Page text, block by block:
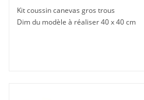
Kit coussin canevas gros trous
Dim du modèle à réaliser 40 x 40 cm